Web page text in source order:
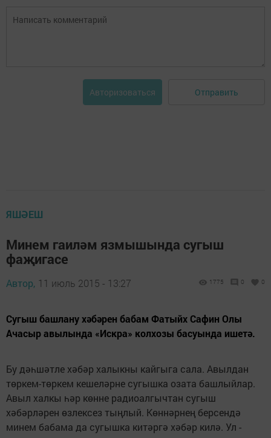
Авторизоваться Отправить
ЯШӘЕШ
Минем гаиләм язмышында сугыш
фаҗигасе
Автор, 11 июль 2015 - 13:27 1775 0 0
Сугыш башлану хәбәрен бабам Фатыйх Сафин Олы
Ачасыр авылында «Искра» колхозы басуында ишетә.
Бу дәһшәтле хәбәр халыкны кайгыга сала. Авылдан
төркем-төркем кешеләрне сугышка озата башлыйлар.
Авыл халкы һәр көнне радиоалгычтан сугыш
хәбәрләрен өзлексез тыңлый. Көннәрнең берсендә
минем бабама да сугышка китәргә хәбәр килә. Ул -